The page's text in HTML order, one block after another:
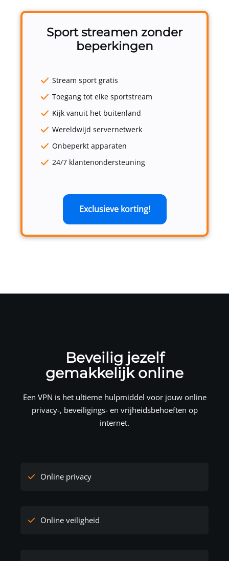
Sport streamen zonder
beperkingen
Stream sport gratis
Toegang tot elke sportstream
Kijk vanuit het buitenland
Wereldwijd servernetwerk
Onbeperkt apparaten
24/7 klantenondersteuning
Exclusieve korting!
Beveilig jezelf
gemakkelijk online
Een VPN is het ultieme hulpmiddel voor jouw online
privacy-, beveiligings- en vrijheidsbehoeften op
internet.
Online privacy
Online veiligheid